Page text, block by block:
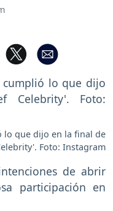
lo que dijo en la final de
Foto: Instagram
de abrir
participación en